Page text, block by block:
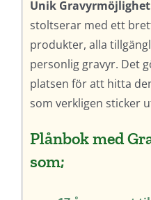
Unik
stoltserar med ett
produkter, alla
personlig gravyr. Det
platsen för att hitta
som verkligen sticker
Plånbok med
som;